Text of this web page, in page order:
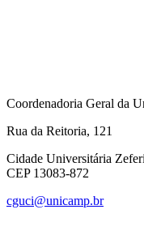
Coordenadoria Geral da
Rua da Reitoria, 121
Cidade Universitária
CEP 13083-872
cguci@unicamp.br